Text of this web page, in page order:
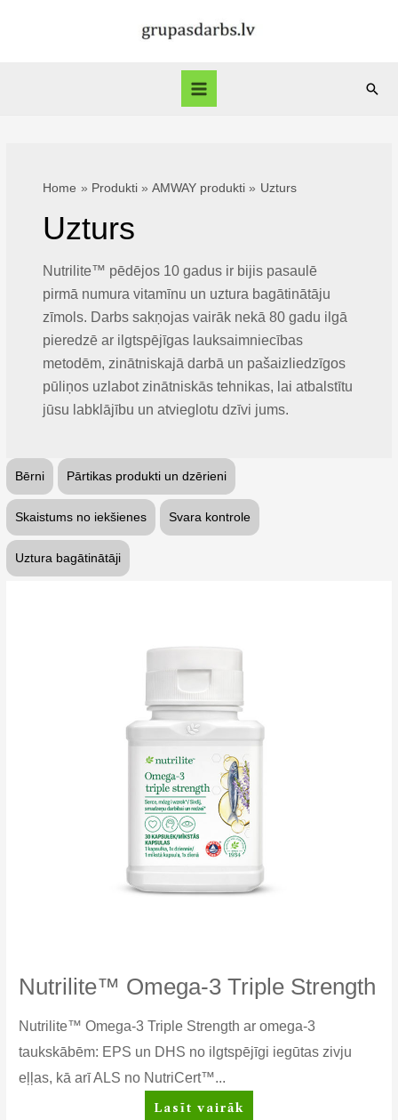
Main
Home Produkti AMWAY produkti Uzturs
Uzturs
Nutrilite™ pēdējos 10 gadus ir bijis pasaulē
pirmā numura vitamīnu un uztura bagātinātāju
zīmols. Darbs sakņojas vairāk nekā 80 gadu ilgā
pieredzē ar ilgtspējīgas lauksaimniecības
metodēm, zinātniskajā darbā un pašaizliedzīgos
pūliņos uzlabot zinātniskās tehnikas, lai atbalstītu
jūsu labklājību un atvieglotu dzīvi jums.
Bērni Pārtikas produkti un dzērieni
Skaistums no iekšienes Svara kontrole
Uztura bagātinātāji
Nutrilite™ Omega-3 Triple Strength
Nutrilite™ Omega-3 Triple Strength ar omega-3
taukskābēm: EPS un DHS no ilgtspējīgi iegūtas zivju
eļļas, kā arī ALS no NutriCert™...
Nutrilite™
Lasīt vairāk